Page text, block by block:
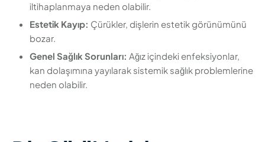
iltihaplanmaya neden olabilir.
Estetik Kayıp: Çürükler, dişlerin estetik görünümünü
bozar.
Genel Sağlık Sorunları: Ağız içindeki enfeksiyonlar,
kan dolaşımına yayılarak sistemik sağlık problemlerine
neden olabilir.